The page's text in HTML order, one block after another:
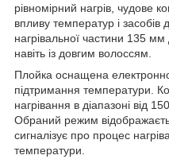
рівномірний нагрів, чудове
впливу температур і
нагрівальної частини 135
навіть із довгим волоссям.
Плойка оснащена
підтримання температури.
нагрівання в діапазоні від
Обраний режим
сигналізує про процес
температури.